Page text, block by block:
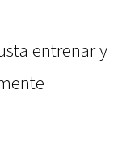
entrenar y